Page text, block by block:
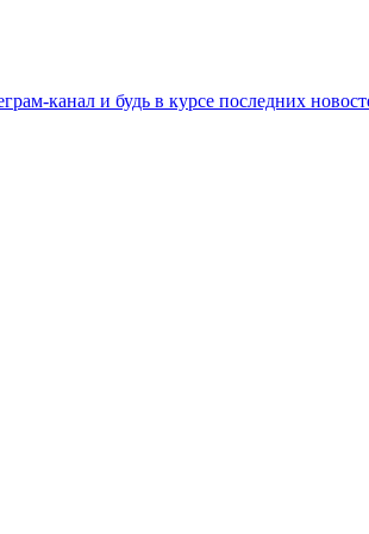
канал и будь в курсе последних